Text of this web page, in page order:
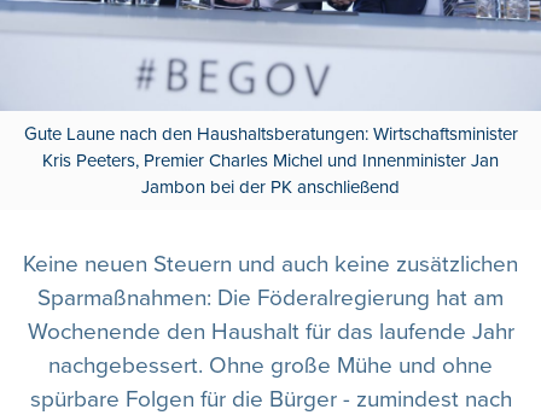
Gute Laune nach den Haushaltsberatungen: Wirtschaftsminister
Kris Peeters, Premier Charles Michel und Innenminister Jan
Jambon bei der PK anschließend
Keine neuen Steuern und auch keine zusätzlichen
Sparmaßnahmen: Die Föderalregierung hat am
Wochenende den Haushalt für das laufende Jahr
nachgebessert. Ohne große Mühe und ohne
spürbare Folgen für die Bürger - zumindest nach